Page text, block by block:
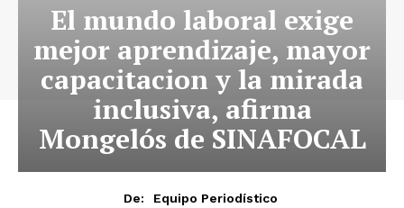
El mundo laboral exige
mejor aprendizaje, mayor
capacitacion y la mirada
inclusiva, afirma
Mongelós de SINAFOCAL
De:
Equipo Periodístico